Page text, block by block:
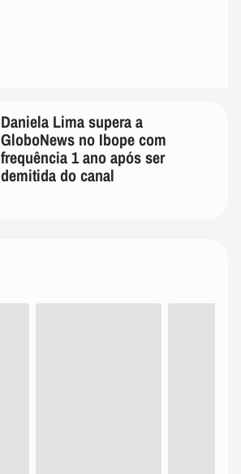
Daniela Lima supera a
GloboNews no Ibope com
frequência 1 ano após ser
demitida do canal